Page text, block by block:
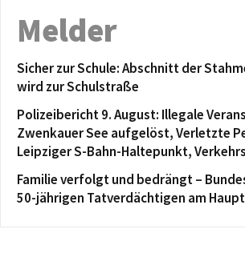
Melder
Sicher zur Schule: Abschnitt der
wird zur Schulstraße
Polizeibericht 9. August: Illegale
Zwenkauer See aufgelöst, Verletzte
Leipziger S-Bahn-Haltepunkt,
Familie verfolgt und bedrängt –
50-jährigen Tatverdächtigen am